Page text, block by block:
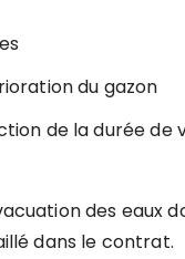
du gazon
de la durée de
des eaux
dans le contrat.